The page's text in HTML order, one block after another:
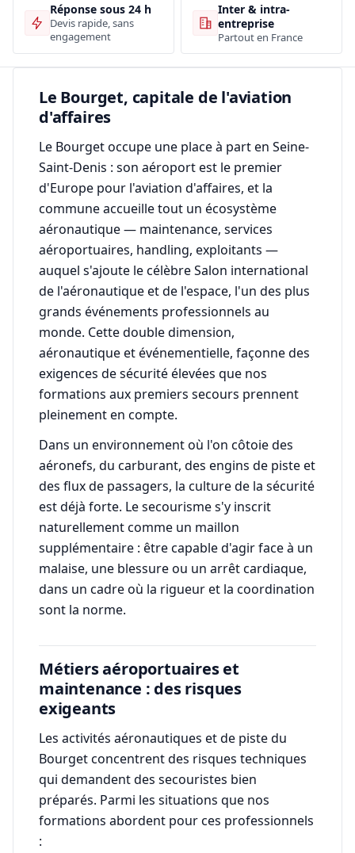
Réponse sous 24 h
Devis rapide, sans
engagement
Inter & intra-
entreprise
Partout en France
Le Bourget, capitale de l'aviation
d'affaires
Le Bourget occupe une place à part en Seine-
Saint-Denis : son aéroport est le premier
d'Europe pour l'aviation d'affaires, et la
commune accueille tout un écosystème
aéronautique — maintenance, services
aéroportuaires, handling, exploitants —
auquel s'ajoute le célèbre Salon international
de l'aéronautique et de l'espace, l'un des plus
grands événements professionnels au
monde. Cette double dimension,
aéronautique et événementielle, façonne des
exigences de sécurité élevées que nos
formations aux premiers secours prennent
pleinement en compte.
Dans un environnement où l'on côtoie des
aéronefs, du carburant, des engins de piste et
des flux de passagers, la culture de la sécurité
est déjà forte. Le secourisme s'y inscrit
naturellement comme un maillon
supplémentaire : être capable d'agir face à un
malaise, une blessure ou un arrêt cardiaque,
dans un cadre où la rigueur et la coordination
sont la norme.
Métiers aéroportuaires et
maintenance : des risques
exigeants
Les activités aéronautiques et de piste du
Bourget concentrent des risques techniques
qui demandent des secouristes bien
préparés. Parmi les situations que nos
formations abordent pour ces professionnels
: